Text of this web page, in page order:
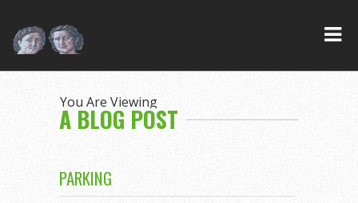
You Are Viewing
A BLOG POST
PARKING